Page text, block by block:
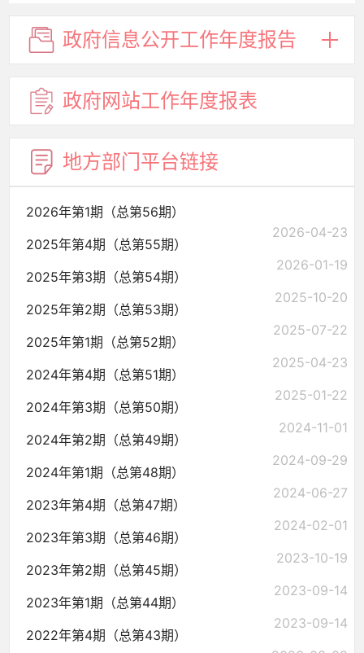
政府信息公开工作年度报告
政府网站工作年度报表
地方部门平台链接
2026年第1期（总第56期）
2026-04-23
2025年第4期（总第55期）
2026-01-19
2025年第3期（总第54期）
2025-10-20
2025年第2期（总第53期）
2025-07-22
2025年第1期（总第52期）
2025-04-23
2024年第4期（总第51期）
2025-01-22
2024年第3期（总第50期）
2024-11-01
2024年第2期（总第49期）
2024-09-29
2024年第1期（总第48期）
2024-06-27
2023年第4期（总第47期）
2024-02-01
2023年第3期（总第46期）
2023-10-19
2023年第2期（总第45期）
2023-09-14
2023年第1期（总第44期）
2023-09-14
2022年第4期（总第43期）